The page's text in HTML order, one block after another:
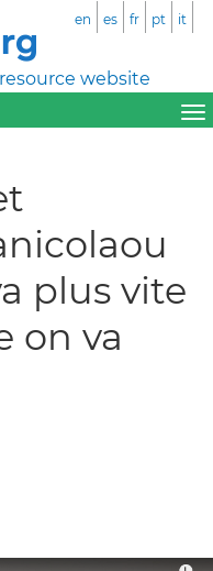
website
en es fr pt it
plus vite
on va